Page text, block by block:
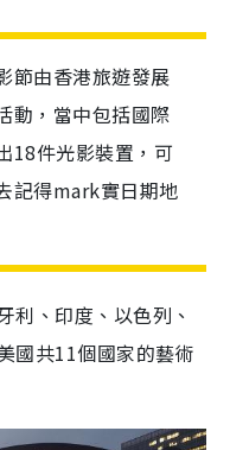
節由香港旅遊發展
動，當中包括國際
18件光影裝置，可
記得mark實日期地
利、印度、以色列、
國共11個國家的藝術